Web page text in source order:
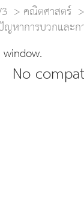
คณิตศาสตร์
ญหาการบวกและ
No